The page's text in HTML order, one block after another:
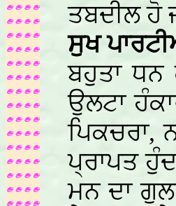
ਤਬਦੀਲ ਹੋ
ਸੁਖ
ਬਹੁਤਾ
ਉਲਟਾ
ਪਿਕਚਰਾ,
ਪ੍ਰਾਪਤ
ਮਨ ਦਾ